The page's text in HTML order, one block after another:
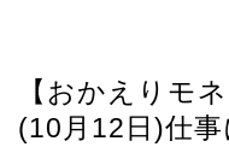
【おかえりモ
(10月12日)仕事